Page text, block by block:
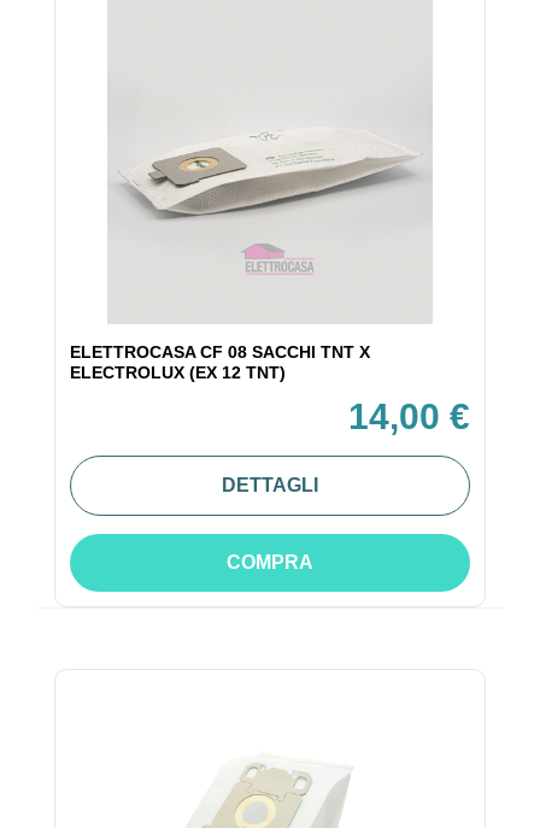
ELETTROCASA CF 08 SACCHI TNT X
ELECTROLUX (EX 12 TNT)
14,00 €
DETTAGLI
COMPRA